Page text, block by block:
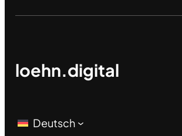
loehn.digital
Deutsch